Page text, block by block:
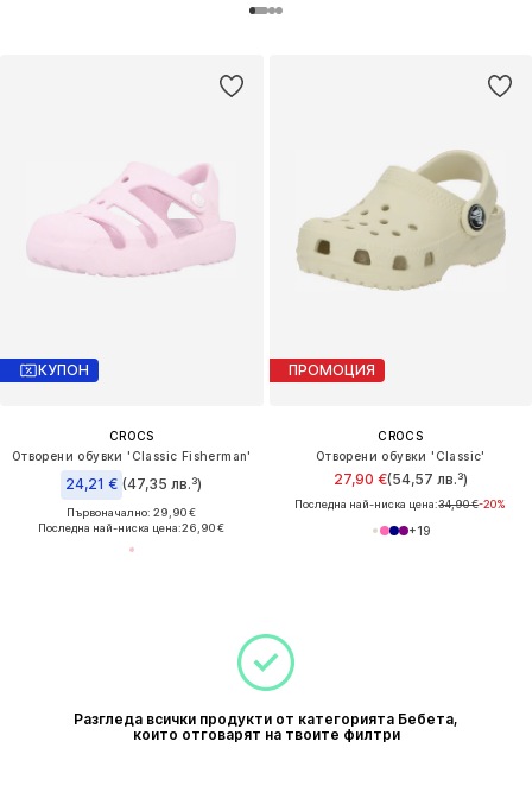
КУПОН
CROCS
Отворени обувки 'Classic Fisherman'
24,21 € (47,35 лв.³)
Първоначално: 29,90 €
Последна най-ниска цена:26,90 €
ПРОМОЦИЯ
CROCS
Отворени обувки 'Classic'
27,90 €(54,57 лв.³)
Последна най-ниска цена:34,90 €-20%
+19
Разгледа всички продукти от категорията Бебета,
които отговарят на твоите филтри